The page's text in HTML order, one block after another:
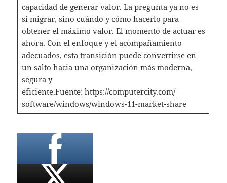
capacidad de generar valor. La pregunta ya no es
si migrar, sino cuándo y cómo hacerlo para
obtener el máximo valor. El momento de actuar es
ahora. Con el enfoque y el acompañamiento
adecuados, esta transición puede convertirse en
un salto hacia una organización más moderna,
segura y
eficiente.Fuente: https://computercity.com/
software/windows/windows-11-market-share